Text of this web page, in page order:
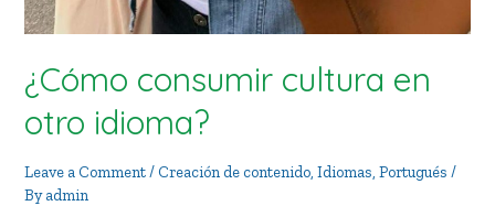
¿Cómo consumir cultura en
otro idioma?
Leave a Comment/ Creación de contenido,Idiomas,Portugués /
Byadmin